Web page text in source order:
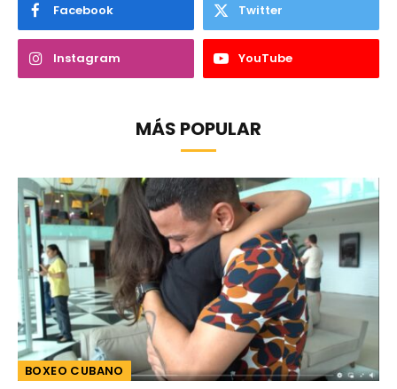
Facebook Twitter
Instagram YouTube
MÁS POPULAR
BOXEO CUBANO